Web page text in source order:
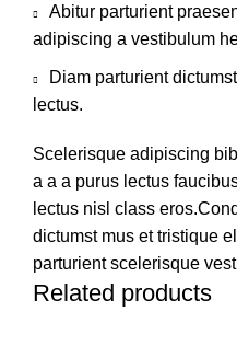
Abitur parturient
adipiscing a vestibulum
Diam parturient
lectus.
Scelerisque adipiscing
a a a purus lectus
lectus nisl class
dictumst mus et tristique
parturient scelerisque
Related products